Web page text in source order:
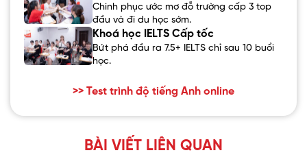
Chinh phục ước mơ đỗ trường cấp 3 top
đầu và đi du học sớm.
Khoá học IELTS Cấp tốc
Bứt phá đầu ra 7.5+ IELTS chỉ sau 10 buổi
học.
>> Test trình độ tiếng Anh online
BÀI VIẾT LIÊN QUAN